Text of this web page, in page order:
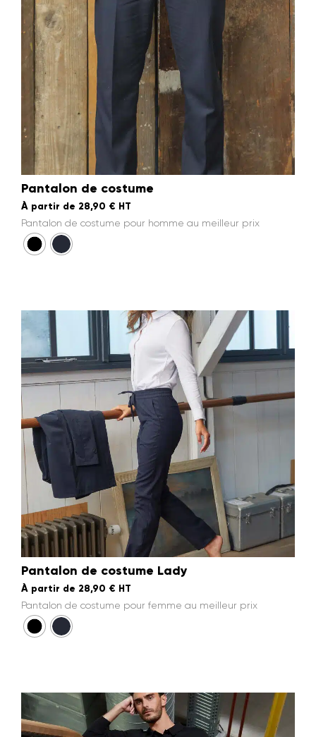
Pantalon de costume
À partir de 28,90 € HT
Pantalon de costume pour homme au meilleur prix
Pantalon de costume Lady
À partir de 28,90 € HT
Pantalon de costume pour femme au meilleur prix